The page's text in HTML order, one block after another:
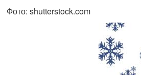
Фото: shutterstock.com